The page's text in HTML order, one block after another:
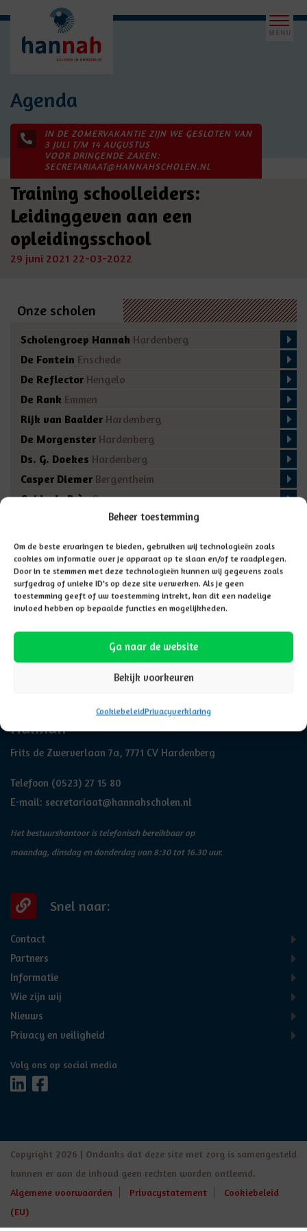
Beheer toestemming
Om de beste ervaringen te bieden, gebruiken wij technologieën zoals
cookies om informatie over je apparaat op te slaan en/of te raadplegen.
Door in te stemmen met deze technologieën kunnen wij gegevens zoals
surfgedrag of unieke ID's op deze site verwerken. Als je geen
toestemming geeft of uw toestemming intrekt, kan dit een nadelige
invloed hebben op bepaalde functies en mogelijkheden.
Ga naar de website
Bekijk voorkeuren
CookiebeleidPrivacyverklaring
Agenda
IN DE ZOMERVAKANTIE ZIJN WE GESLOTEN VAN
3 JULI T/M 14 AUGUSTUS
VOOR DRINGENDE ZAKEN:
SECRETARIAAT@HANNAHSCHOLEN.NL
Training schoolleiders:
Leidinggeven aan een
opleidingsschool
29 juni 2021 22-03-2022
Onze scholen
Scholengroep Hannah Hardenberg
De Fontein Enschede
De Reflector Hengelo
De Rank Emmen
Rijk van Baalder Hardenberg
De Morgenster Hardenberg
Ds. G. Doekes Hardenberg
Casper Diemer Bergentheim
Guido de BrèsOmmen
Marienberg
DominoDen Ham
De BronEnschede
Hannah
Frits de Zwerverlaan 7a, 7771 CV Hardenberg
Telefoon (0523) 27 15 80
E-mail: secretariaat@hannahscholen.nl
Het bestuurskantoor is telefonisch bereikbaar op
maandag, dinsdag en donderdag van 8:30 tot 16.30 uur.
Snel naar:
Contact
Partners
Informatie
Wie zijn wij
Nieuws
Privacy en veiligheid
Volg ons op social media
Copyright 2026 | Ondanks dat deze site met zorg is samengesteld
kunnen er aan de inhoud geen rechten worden ontleend.
Algemene voorwaarden
Privacystatement
Cookiebeleid
(EU)